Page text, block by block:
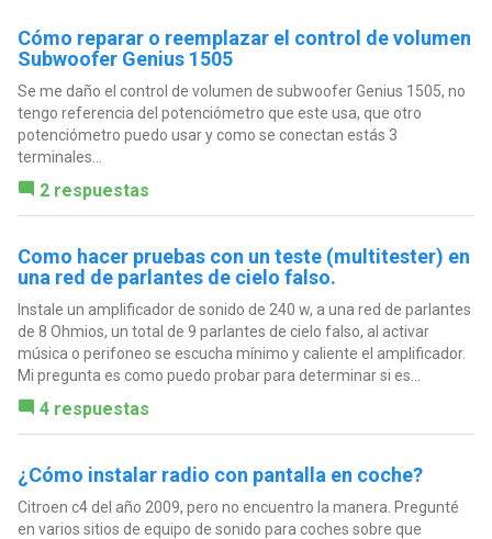
Cómo reparar o reemplazar el control de volumen
Subwoofer Genius 1505
Se me daño el control de volumen de subwoofer Genius 1505, no
tengo referencia del potenciómetro que este usa, que otro
potenciómetro puedo usar y como se conectan estás 3
terminales...
2 respuestas
Como hacer pruebas con un teste (multitester) en
una red de parlantes de cielo falso.
Instale un amplificador de sonido de 240 w, a una red de parlantes
de 8 Ohmios, un total de 9 parlantes de cielo falso, al activar
música o perifoneo se escucha mínimo y caliente el amplificador.
Mi pregunta es como puedo probar para determinar si es...
4 respuestas
¿Cómo instalar radio con pantalla en coche?
Citroen c4 del año 2009, pero no encuentro la manera. Pregunté
en varios sitios de equipo de sonido para coches sobre que